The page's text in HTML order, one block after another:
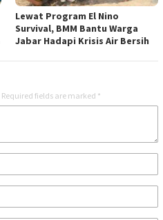
Lewat Program El Nino
Survival, BMM Bantu Warga
Jabar Hadapi Krisis Air Bersih
Required fields are marked *